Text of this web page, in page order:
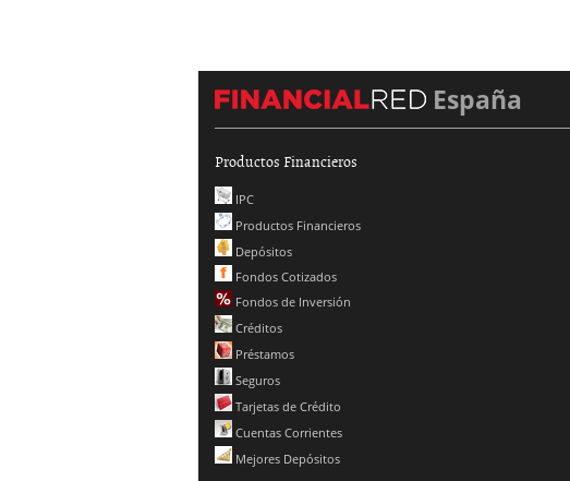
España
Productos Financieros
IPC
Productos Financieros
Depósitos
Fondos Cotizados
Fondos de Inversión
Créditos
Préstamos
Seguros
Tarjetas de Crédito
Cuentas Corrientes
Mejores Depósitos